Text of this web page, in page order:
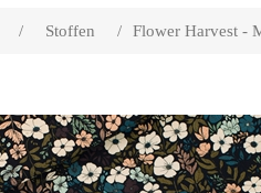
/ Stoffen / Flower Harvest -